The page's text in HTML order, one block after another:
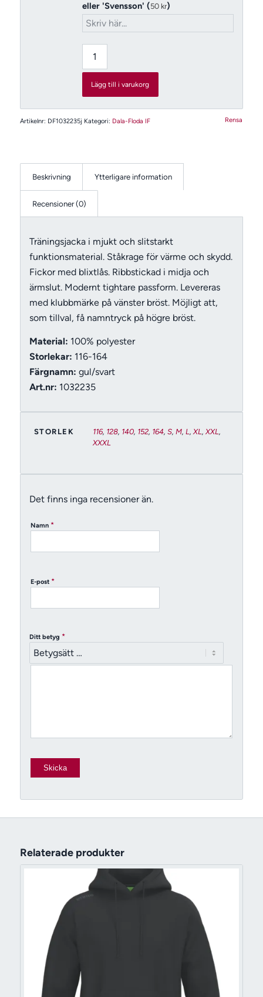
Rensa
eller 'Svensson' (50 kr)
Lägg till i varukorg
Artikelnr: DF1032235j Kategori: Dala-Floda IF
Beskrivning Ytterligare information
Recensioner (0)
Träningsjacka i mjukt och slitstarkt
funktionsmaterial. Ståkrage för värme och skydd.
Fickor med blixtlås. Ribbstickad i midja och
ärmslut. Modernt tightare passform. Levereras
med klubbmärke på vänster bröst. Möjligt att,
som tillval, få namntryck på högre bröst.
Material: 100% polyester
Storlekar: 116-164
Färgnamn: gul/svart
Art.nr: 1032235
STORLEK 116, 128, 140, 152, 164, S, M, L,XL,XXL,
XXXL
Det finns inga recensioner än.
Namn *
E-post *
Ditt betyg *
Relaterade produkter